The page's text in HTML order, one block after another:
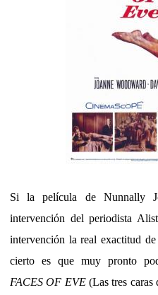
Si la película de Nunnally
intervención del periodista
intervención la real exactitud
cierto es que muy pronto
FACES OF EVE(Las tres caras